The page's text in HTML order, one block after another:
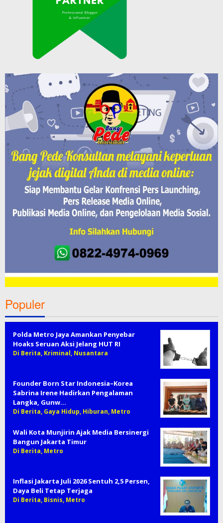
Populer
Polda Metro Jaya Amankan Penyebar
Hoaks Seruan Aksi Jelang HUT RI
Di Berita, Kriminal, Nusantara
Founder Born Star Indonesia–Korea
Sabrina Irene Hadirkan Pengalaman
Wali Kota Munjirin Ajak Media Bersinergi
Bangun Jakarta Timur